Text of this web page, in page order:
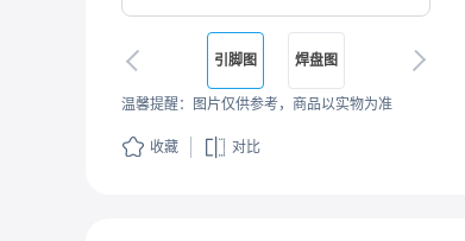
引脚图 焊盘图
温馨提醒：图片仅供参考，商品以实物为准
收藏 对比